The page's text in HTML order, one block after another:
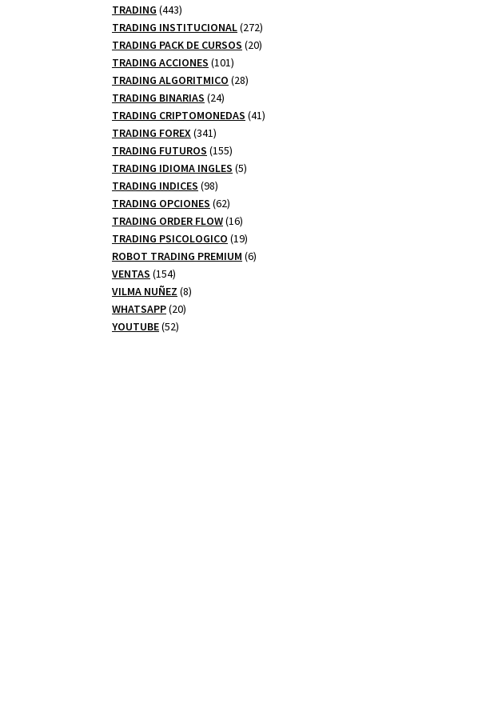
productos
TRADING 443443
productos
TRADING INSTITUCIONAL 272272
productos
TRADING PACK DE CURSOS 2020
TRADING ACCIONES 101101
productos
TRADING ALGORITMICO 2828
TRADING BINARIAS 2424
productos
TRADING CRIPTOMONEDAS 4141
TRADING FOREX 341341
productos
TRADING FUTUROS 155155
productos
TRADING IDIOMA INGLES 55
TRADING INDICES 9898
productos
TRADING OPCIONES 6262
productos
TRADING ORDER FLOW 1616
productos
TRADING PSICOLOGICO 1919
productos
ROBOT TRADING PREMIUM 66
VENTAS 154154
productos
VILMA NUÑEZ 88
WHATSAPP 2020
YOUTUBE 5252